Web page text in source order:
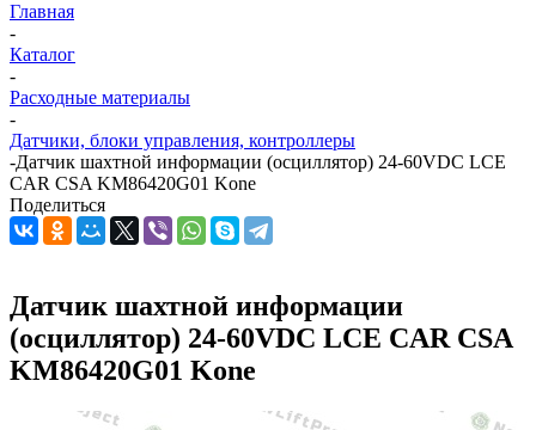
Главная
-
Каталог
-
Расходные материалы
-
Датчики, блоки управления, контроллеры
-Датчик шахтной информации (осциллятор) 24-60VDC LCE
CAR CSA KM86420G01 Kone
Поделиться
Датчик шахтной информации
(осциллятор) 24-60VDC LCE CAR CSA
KM86420G01 Kone